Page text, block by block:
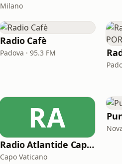
Milano
Radio Cafè
Padova · 95.3 FM
RA
Radio Atlantide Capo Vaticano
Capo Vaticano